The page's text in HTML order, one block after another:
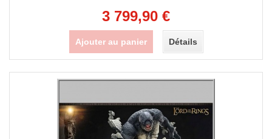
3 799,90 €
Ajouter au panier Détails